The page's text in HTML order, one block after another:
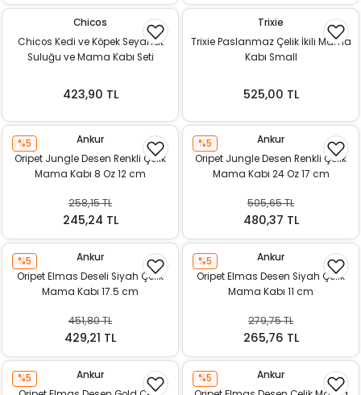
Chicos
Chicos Kedi ve Köpek Seyahat
Suluğu ve Mama Kabı Seti
423,90 TL
Trixie
Trixie Paslanmaz Çelik İkili Mama
Kabı Small
525,00 TL
%5
Ankur
Oripet Jungle Desen Renkli Çelik
Mama Kabı 8 Oz 12 cm
258,15 TL
245,24 TL
%5
Ankur
Oripet Jungle Desen Renkli Çelik
Mama Kabı 24 Oz 17 cm
505,65 TL
480,37 TL
%5
Ankur
Oripet Elmas Deseli Siyah Çelik
Mama Kabı 17.5 cm
451,80 TL
429,21 TL
%5
Ankur
Oripet Elmas Desen Siyah Çelik
Mama Kabı 11 cm
279,75 TL
265,76 TL
%5
Ankur
%5
Ankur